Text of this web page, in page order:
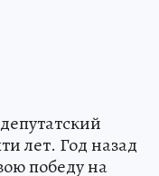
лет. Год назад
победу на